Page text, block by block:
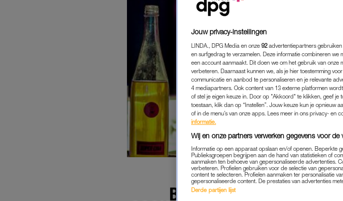
BARTENDER CÉCILE (29)
REAL LIFE|DOE
Jouw privacy-instellingen
LINDA., DPG Media en onze 92 advertentiepartners
en surfgedrag te verzamelen. Deze informatie combineren we
een account aanmaakt. Dit doen we om het gebruik van onze
verbeteren. Daarnaast kunnen we, als je hier toestemming
communicatie en aanbod te personaliseren en je relevante
4 mediapartners. Ook content van 13 externe platformen
of stel je eigen keuze in. Door op "Akkoord" te klikken, geef je
toestaan, klik dan op “Instellen”. Jouw keuze kun je opnieuw
of in de menu’s van onze apps. Lees meer in ons privacy- en
informatie.
Wij en onze partners verwerken gegevens voor
Informatie op een apparaat opslaan en/of openen. Beperkte
Publieksgroepen begrijpen aan de hand van statistieken of
aanmaken ten behoeve van gepersonaliseerde advertenties.
verbeteren. Profielen gebruiken voor de selectie van
content te selecteren. Profielen aanmaken ter personalisatie
gepersonaliseerde content. De prestaties van advertenties
Derde partijen lijst